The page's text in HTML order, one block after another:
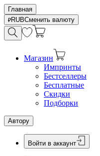
Главная
RUBСменить валюту
Магазин
Импринты
Бестселлеры
Бесплатные
Скидки
Подборки
Автору
Войти в аккаунт